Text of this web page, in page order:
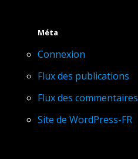
Méta
Connexion
Flux des publications
Flux des commentaires
Site de WordPress-FR